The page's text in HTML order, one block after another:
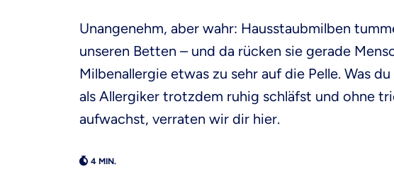
Unangenehm, aber wahr: Hausstaubmilben
unseren Betten – und da rücken sie gerade
Milbenallergie etwas zu sehr auf die Pelle. Was
als Allergiker trotzdem ruhig schläfst und ohne
aufwachst, verraten wir dir hier.